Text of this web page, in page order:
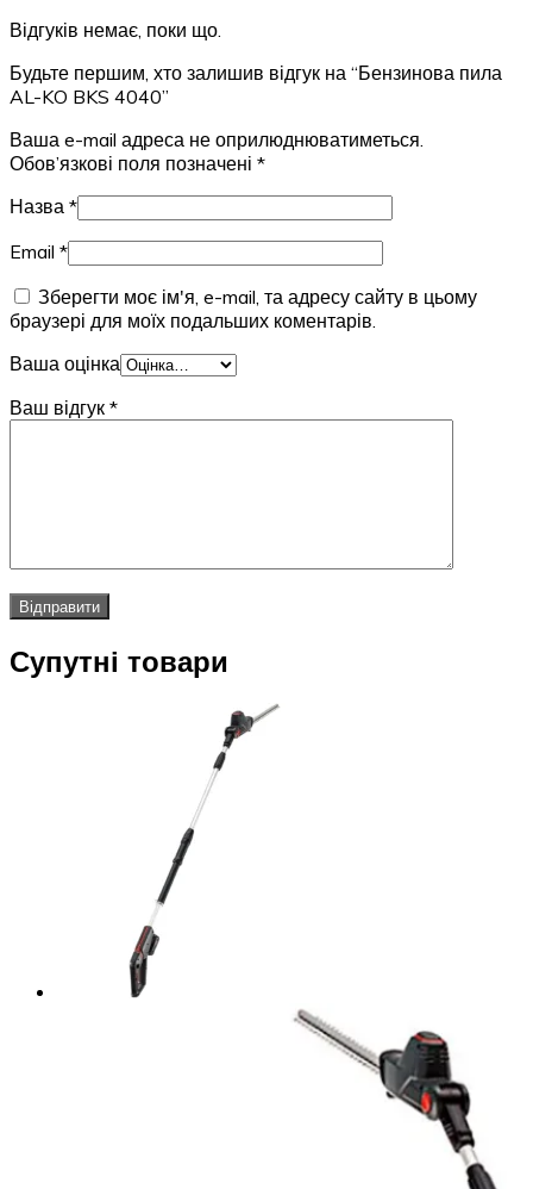
Відгуків немає, поки що.
Будьте першим, хто залишив відгук на “Бензинова пила
AL-KO BKS 4040”
Ваша e-mail адреса не оприлюднюватиметься.
Обов’язкові поля позначені *
Назва *
Email *
Зберегти моє ім'я, e-mail, та адресу сайту в цьому
браузері для моїх подальших коментарів.
Ваша оцінка
Ваш відгук *
Супутні товари